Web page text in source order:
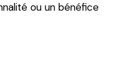
ou un bénéfice